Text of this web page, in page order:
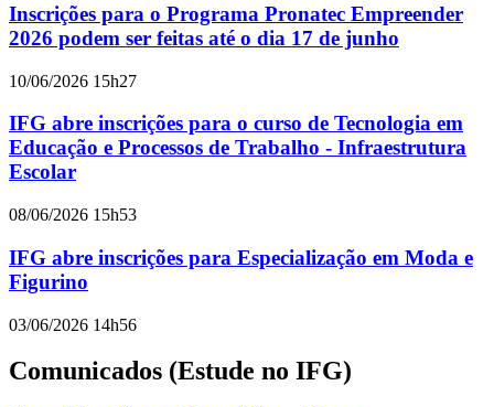
Inscrições para o Programa Pronatec Empreender
2026 podem ser feitas até o dia 17 de junho
10/06/2026 15h27
IFG abre inscrições para o curso de Tecnologia em
Educação e Processos de Trabalho - Infraestrutura
Escolar
08/06/2026 15h53
IFG abre inscrições para Especialização em Moda e
Figurino
03/06/2026 14h56
Comunicados (Estude no IFG)